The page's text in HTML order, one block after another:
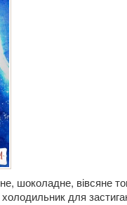
шоколадне, вівсяне
для